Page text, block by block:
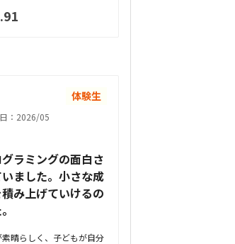
体験生
：2026/05
ラミングの面白さ
ました。小さな成
み上げていけるの
晴らしく、子どもが自分